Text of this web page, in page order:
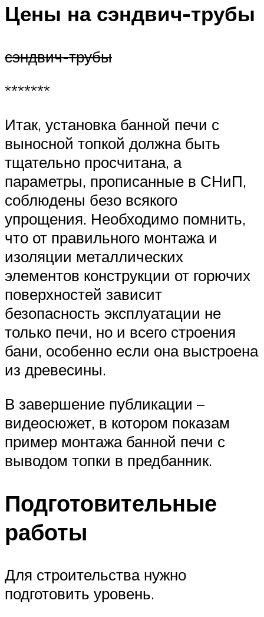
Цены на сэндвич-трубы
сэндвич-трубы
*******
Итак, установка банной печи с
выносной топкой должна быть
тщательно просчитана, а
параметры, прописанные в СНиП,
соблюдены безо всякого
упрощения. Необходимо помнить,
что от правильного монтажа и
изоляции металлических
элементов конструкции от горючих
поверхностей зависит
безопасность эксплуатации не
только печи, но и всего строения
бани, особенно если она выстроена
из древесины.
В завершение публикации –
видеосюжет, в котором показам
пример монтажа банной печи с
выводом топки в предбанник.
Подготовительные
работы
Для строительства нужно
подготовить уровень.